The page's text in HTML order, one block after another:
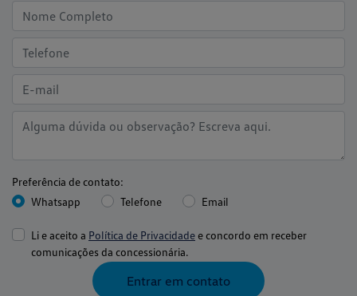
Preferência de contato:
Whatsapp
Telefone Email
Li e aceito a Política de Privacidadee concordo em receber
comunicações da concessionária.
Entrar em contato